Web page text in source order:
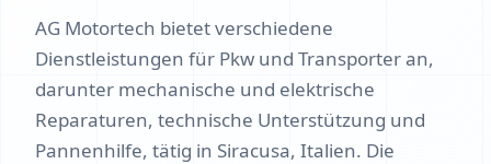
AG Motortech bietet verschiedene
Dienstleistungen für Pkw und Transporter an,
darunter mechanische und elektrische
Reparaturen, technische Unterstützung und
Pannenhilfe, tätig in Siracusa, Italien. Die